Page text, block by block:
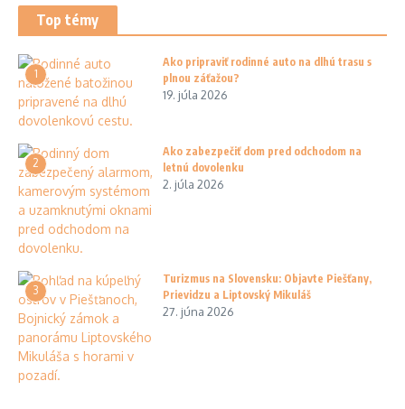
Top témy
1
Ako pripraviť rodinné auto na dlhú trasu s
plnou záťažou?
19. júla 2026
2
Ako zabezpečiť dom pred odchodom na
letnú dovolenku
2. júla 2026
3
Turizmus na Slovensku: Objavte Piešťany,
Prievidzu a Liptovský Mikuláš
27. júna 2026